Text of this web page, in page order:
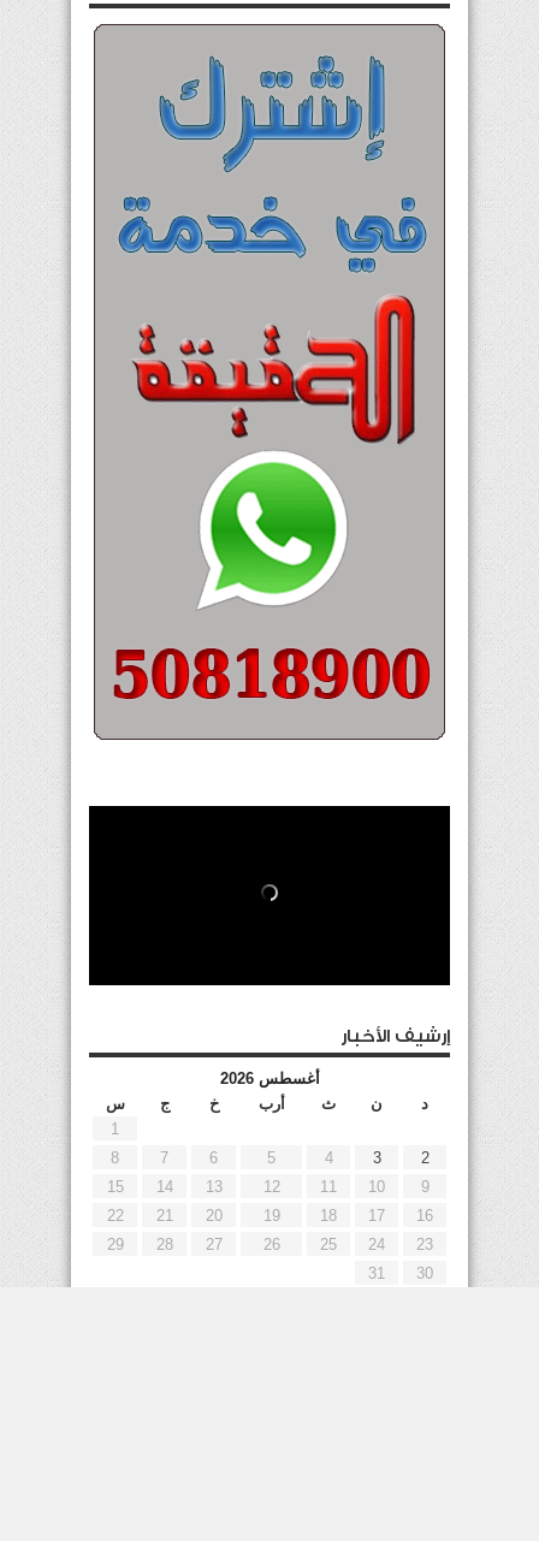
إرشيف الأخبار
أغسطس 2026
د
ن ث أرب خ ج
س
1
2
3
4
5
6
7
8
9
10
11
12
13
14
15
16
17
18
19
20
21
22
23
24
25
26
27
28
29
30
31